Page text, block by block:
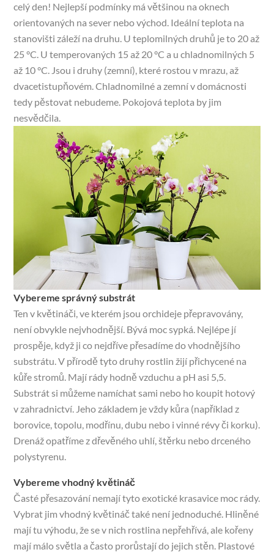
celý den! Nejlepší podmínky má většinou na oknech
orientovaných na sever nebo východ. Ideální teplota na
stanovišti záleží na druhu. U teplomilných druhů je to 20 až
25 °C. U temperovaných 15 až 20 °C a u chladnomilných 5
až 10 °C. Jsou i druhy (zemní), které rostou v mrazu, až
dvacetistupňovém. Chladnomilné a zemní v domácnosti
tedy pěstovat nebudeme. Pokojová teplota by jim
nesvědčila.
Vybereme správný substrát
Ten v květináči, ve kterém jsou orchideje přepravovány,
není obvykle nejvhodnější. Bývá moc sypká. Nejlépe jí
prospěje, když ji co nejdříve přesadíme do vhodnějšího
substrátu. V přírodě tyto druhy rostlin žijí přichycené na
kůře stromů. Mají rády hodně vzduchu a pH asi 5,5.
Substrát si můžeme namíchat sami nebo ho koupit hotový
v zahradnictví. Jeho základem je vždy kůra (například z
borovice, topolu, modřínu, dubu nebo i vinné révy či korku).
Drenáž opatříme z dřevěného uhlí, štěrku nebo drceného
polystyrenu.
Vybereme vhodný květináč
Časté přesazování nemají tyto exotické krasavice moc rády.
Vybrat jim vhodný květináč také není jednoduché. Hliněné
mají tu výhodu, že se v nich rostlina nepřehřívá, ale kořeny
mají málo světla a často prorůstají do jejich stěn. Plastové